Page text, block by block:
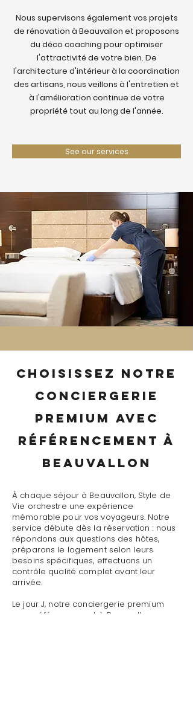
Nous supervisons également vos projets
de rénovation à Beauvallon et proposons
du déco coaching pour optimiser
l'attractivité de votre bien. De
l'architecture d'intérieur à la coordination
des artisans, nous veillons à l'entretien et
à l'amélioration continue de votre
propriété tout au long de l'année.
See our services
Choisissez notre
conciergerie
premium avec
référencement à
Beauvallon
À chaque séjour à Beauvallon, Style de
Vie orchestre une expérience
mémorable pour vos voyageurs. Notre
service débute dès la réservation : nous
répondons aux questions des hôtes,
préparons le logement selon leurs
besoins spécifiques, effectuons un
contrôle qualité complet avant leur
arrivée.
Le jour J, notre conciergerie premium
avec référencement à Beauvallon